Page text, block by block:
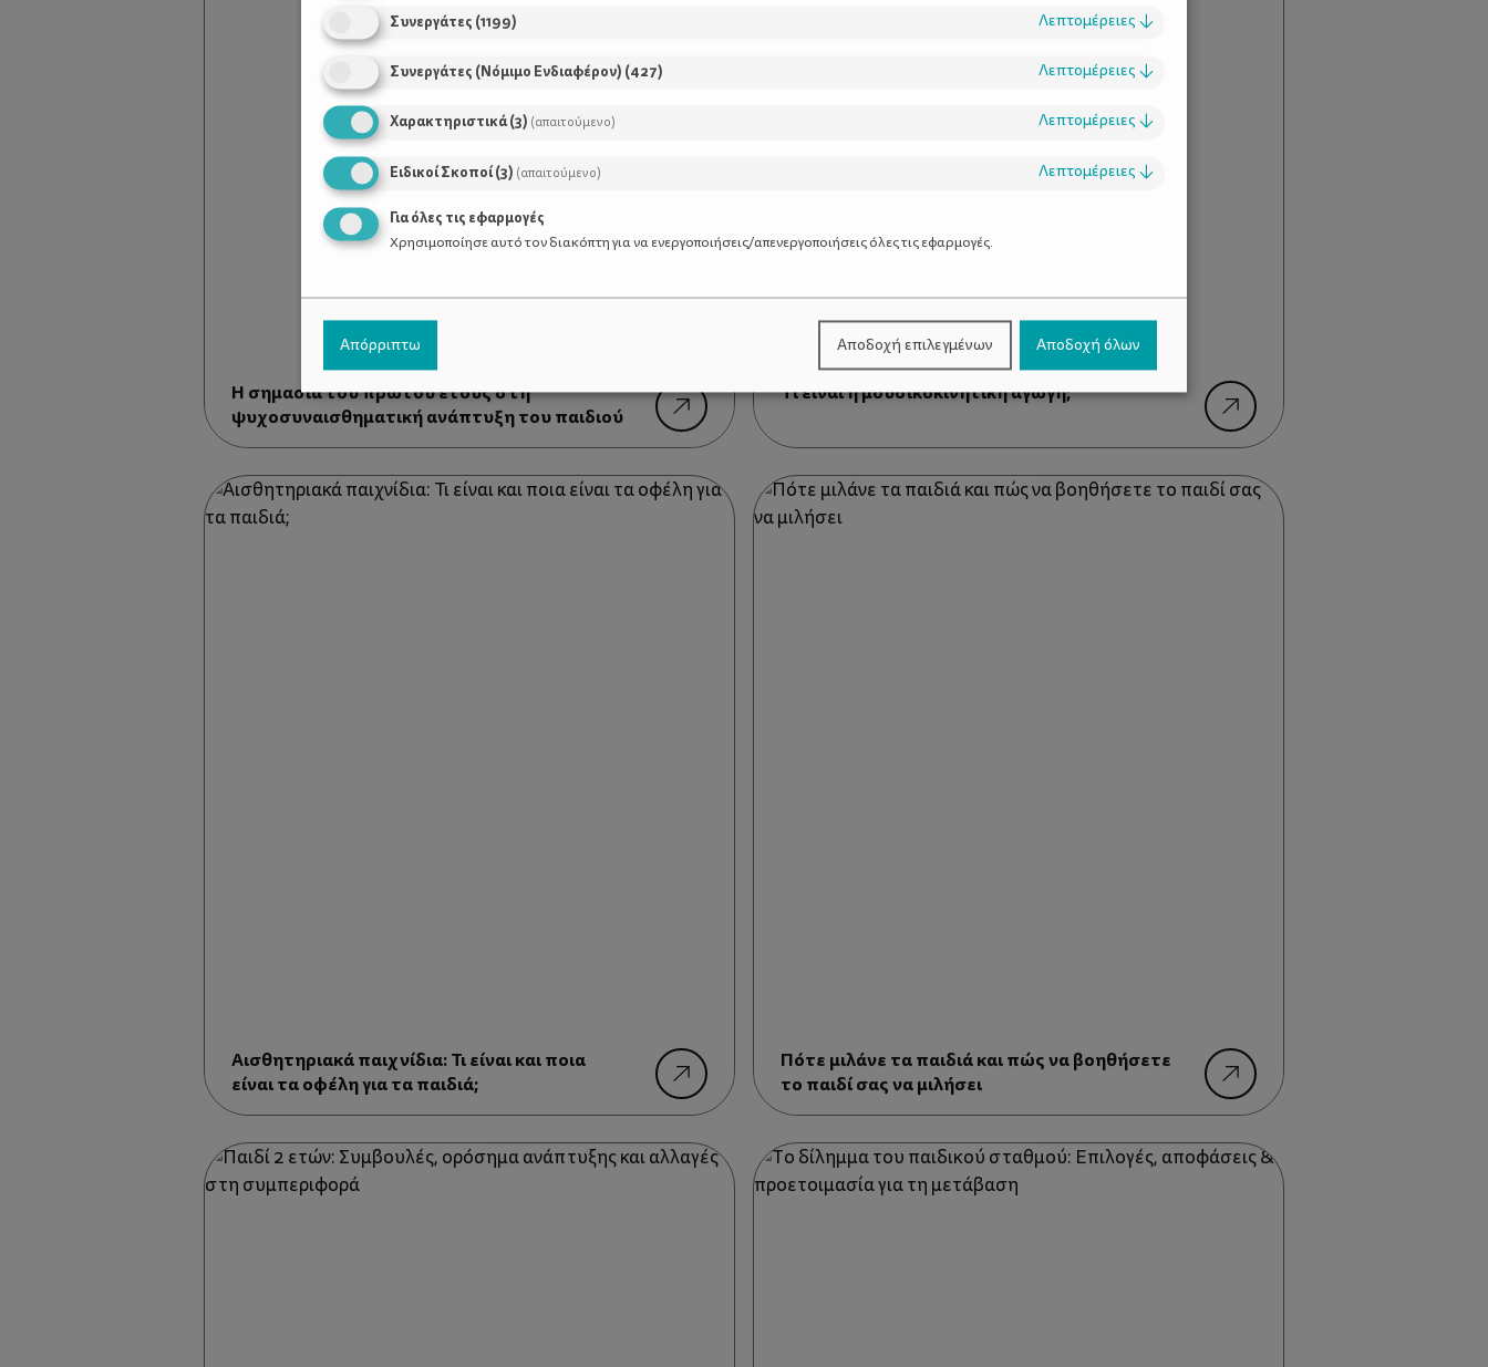
Η σημασία του πρώτου έτους στη
ψυχοσυναισθηματική ανάπτυξη του παιδιού
Tι είναι η μουσικοκινητική αγωγή;
Aισθητηριακά παιχνίδια: Τι είναι και ποια
είναι τα οφέλη για τα παιδιά;
Πότε μιλάνε τα παιδιά και πώς να βοηθήσετε
το παιδί σας να μιλήσει
Συνεργάτες (1199) Λεπτομέρειες ↓
Συνεργάτες (Νόμιμο Ενδιαφέρον) (427) Λεπτομέρειες ↓
Χαρακτηριστικά(3) (απαιτούμενο) Λεπτομέρειες ↓
Ειδικοί Σκοποί(3) (απαιτούμενο) Λεπτομέρειες ↓
Για όλες τις εφαρμογές
Χρησιμοποίησε αυτό τον διακόπτη για να ενεργοποιήσεις/απενεργοποιήσεις όλες τις εφαρμογές.
Απόρριπτω Αποδοχή επιλεγμένων Αποδοχή όλων